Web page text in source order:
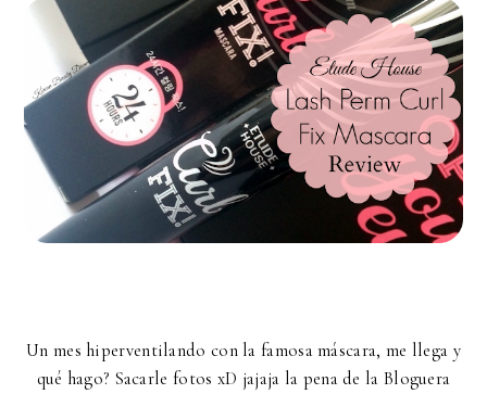
Un mes hiperventilando con la famosa máscara, me llega y
qué hago? Sacarle fotos xD jajaja la pena de la Bloguera